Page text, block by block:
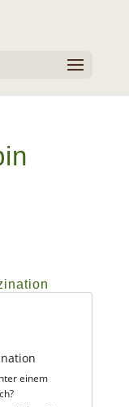
einem